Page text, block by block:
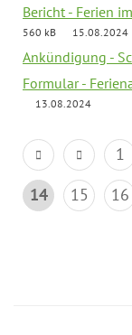
Bericht - Ferien
560 kB
15.08.2024
Ankündigung -
Formular -
13.08.2024
1
14
15 16